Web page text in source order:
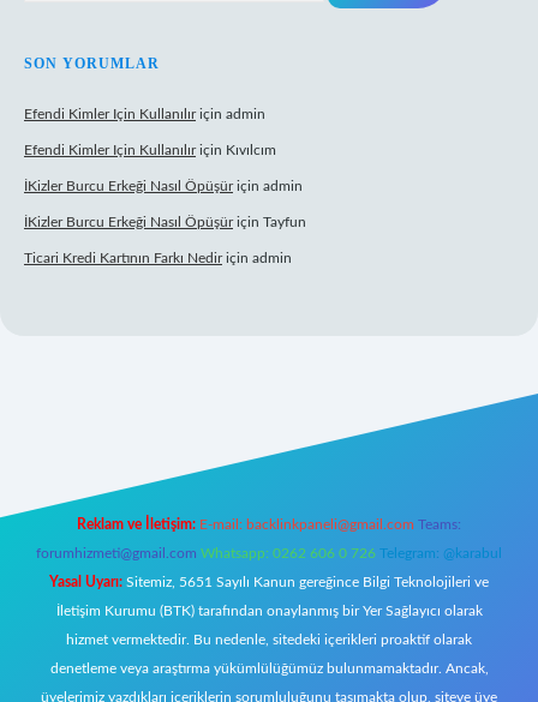
SON YORUMLAR
Efendi Kimler Için Kullanılıriçin admin
Efendi Kimler Için Kullanılıriçin Kıvılcım
İKizler Burcu Erkeği Nasıl Öpüşüriçin admin
İKizler Burcu Erkeği Nasıl Öpüşüriçin Tayfun
Ticari Kredi Kartının Farkı Nediriçin admin
Reklam ve İletişim: E-mail: backlinkpaneli@gmail.com Teams:
forumhizmeti@gmail.com Whatsapp: 0262 606 0 726 Telegram: @karabul
Yasal Uyarı: Sitemiz, 5651 Sayılı Kanun gereğince Bilgi Teknolojileri ve
İletişim Kurumu (BTK) tarafından onaylanmış bir Yer Sağlayıcı olarak
hizmet vermektedir. Bu nedenle, sitedeki içerikleri proaktif olarak
denetleme veya araştırma yükümlülüğümüz bulunmamaktadır. Ancak,
üyelerimiz yazdıkları içeriklerin sorumluluğunu taşımakta olup, siteye üye